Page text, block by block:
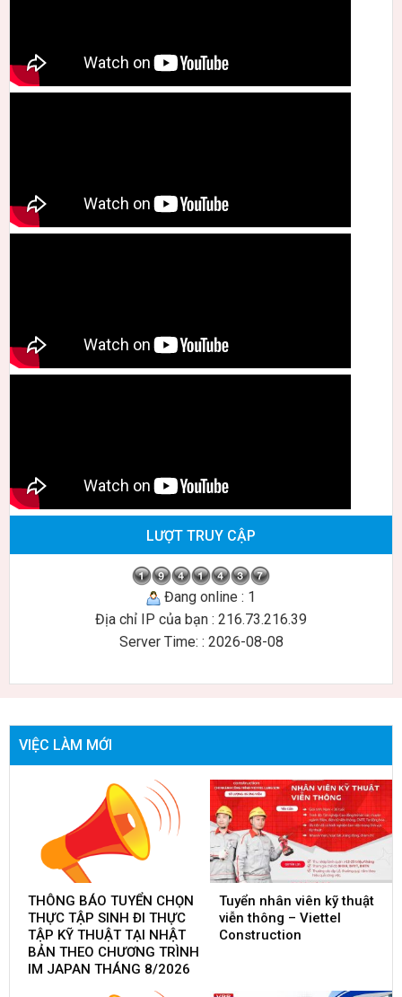
LƯỢT TRUY CẬP
Đang online : 1
Địa chỉ IP của bạn : 216.73.216.39
Server Time: : 2026-08-08
VIỆC LÀM MỚI
THÔNG BÁO TUYỂN CHỌN
THỰC TẬP SINH ĐI THỰC
TẬP KỸ THUẬT TẠI NHẬT
BẢN THEO CHƯƠNG TRÌNH
IM JAPAN THÁNG 8/2026
Tuyển nhân viên kỹ thuật
viễn thông – Viettel
Construction